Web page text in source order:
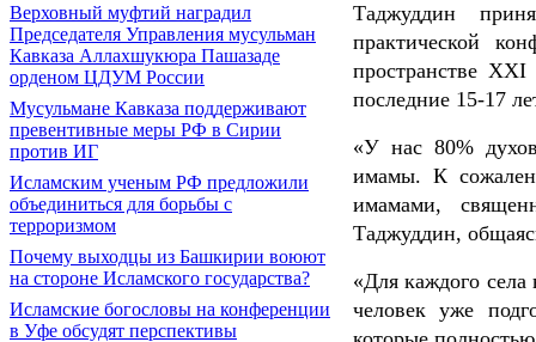
Верховный муфтий наградил
Председателя Управления мусульман
Кавказа Аллахшукюра Пашазаде
орденом ЦДУМ России
Мусульмане Кавказа поддерживают
превентивные меры РФ в Сирии
против ИГ
Исламским ученым РФ предложили
объединиться для борьбы с
терроризмом
Почему выходцы из Башкирии воюют
на стороне Исламского государства?
Исламские богословы на конференции
в Уфе обсудят перспективы
Таджуддин
практической
пространстве
последние 15-17
«У нас 80%
имамы. К
имамами,
Таджуддин,
«Для каждого села
человек уже